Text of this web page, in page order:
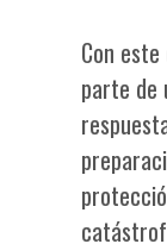
Con
parte de